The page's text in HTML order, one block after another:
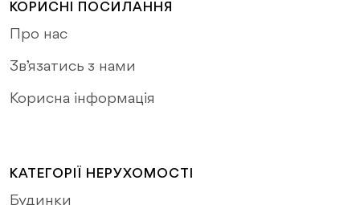
КОРИСНІ ПОСИЛАННЯ
Про нас
Зв’язатись з нами
Корисна інформація
КАТЕГОРІЇ НЕРУХОМОСТІ
Будинки